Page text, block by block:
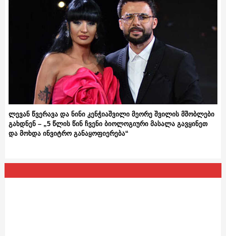
ლევან წვერავა და ნინი კენჭიაშვილი მეორე შვილის მშობლები
გახდნენ – „5 წლის წინ ჩვენი ბიოლოგიური მასალა გავყინეთ
და მოხდა ინვიტრო განაყოფიერება“